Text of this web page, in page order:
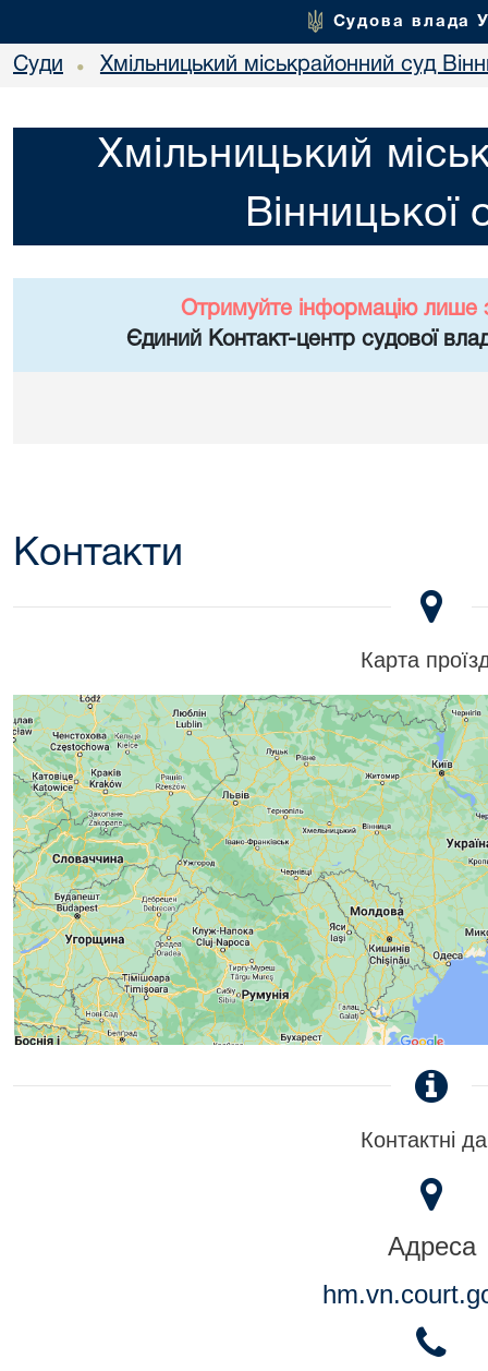
Судова влада
Суди • Хмільницький міськрайонний суд
Хмільницький
Вінницької
Отримуйте інформацію лише
Єдиний Контакт-центр судової
Контакти
Карта
Контактні
Адреса